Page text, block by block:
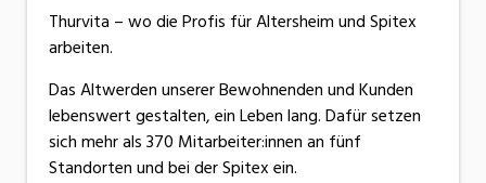
Thurvita – wo die Profis für Altersheim und Spitex
arbeiten.
Das Altwerden unserer Bewohnenden und Kunden
lebenswert gestalten, ein Leben lang. Dafür setzen
sich mehr als 370 Mitarbeiter:innen an fünf
Standorten und bei der Spitex ein.